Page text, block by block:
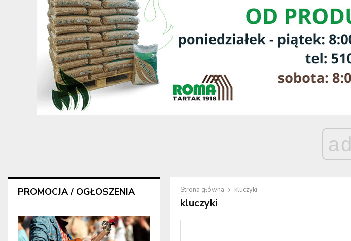
ad
Strona główna kluczyki
kluczyki
PROMOCJA / OGŁOSZENIA